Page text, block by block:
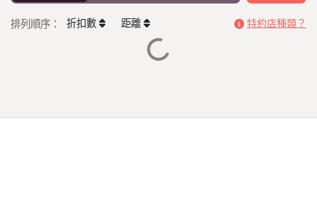
排列順序： 折扣數 距離 特約店種類？
Loading...